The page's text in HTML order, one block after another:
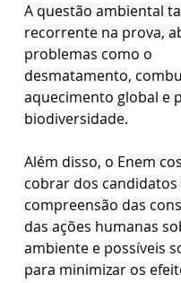
A questão ambiental
recorrente na prova,
problemas como o
desmatamento,
aquecimento global e
biodiversidade.
Além disso, o Enem
cobrar dos candidatos
compreensão das
das ações humanas
ambiente e possíveis
para minimizar os